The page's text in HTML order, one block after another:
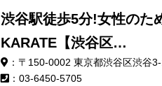
渋谷駅徒歩5分!女性のた
KARATE【渋谷区…
：〒150-0002 東京都渋谷区渋谷
：03-6450-5705